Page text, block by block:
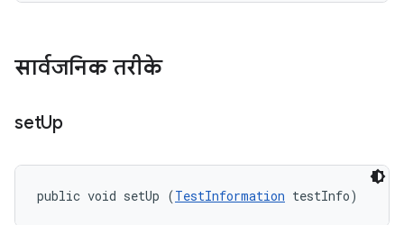
सार्वजनिक तरीके
setUp
public void setUp (TestInformation testInfo)